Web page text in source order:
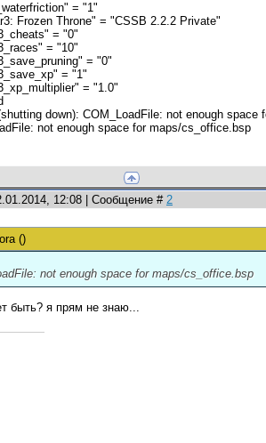
= "1"
Frozen Throne" = "CSSB 2.2.2 Private"
= "0"
= "10"
= "0"
= "1"
= "1.0"
down): COM_LoadFile: not enough
not enough space for maps/cs_office.bsp
12:08 | Сообщение #2
()
not enough space for maps/cs_office.bsp
быть? я прям не знаю...